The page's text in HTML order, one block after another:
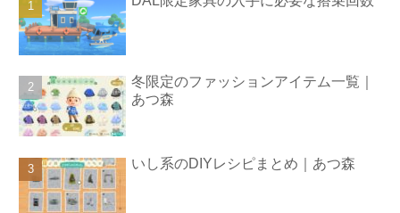
冬限定のファッションアイテム一覧｜
あつ森
いし系のDIYレシピまとめ｜あつ森